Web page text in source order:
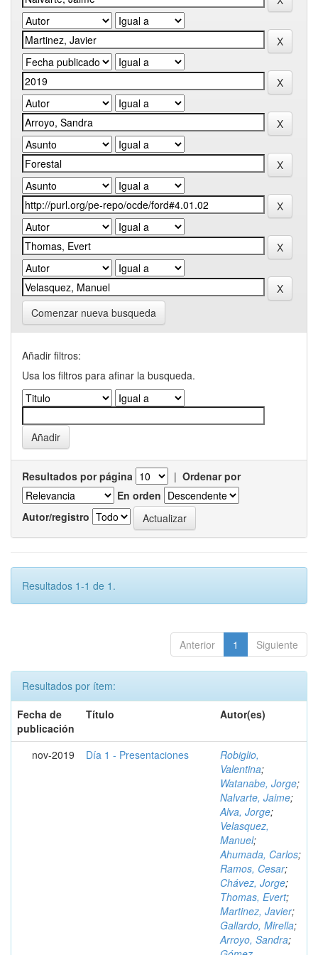
Comenzar nueva busqueda
Añadir filtros:
Usa los filtros para afinar la busqueda.
Resultados por página | Ordenar por
En orden
Autor/registro
Resultados 1-1 de 1.
Anterior 1 Siguiente
Resultados por ítem:
Fecha de
publicación
Título Autor(es)
nov-2019 Día 1 - Presentaciones
Robiglio,
Valentina;
Watanabe, Jorge;
Nalvarte, Jaime;
Alva, Jorge;
Velasquez,
Manuel;
Ahumada, Carlos;
Ramos, Cesar;
Chávez, Jorge;
Thomas, Evert;
Martinez, Javier;
Gallardo, Mirella;
Arroyo, Sandra;